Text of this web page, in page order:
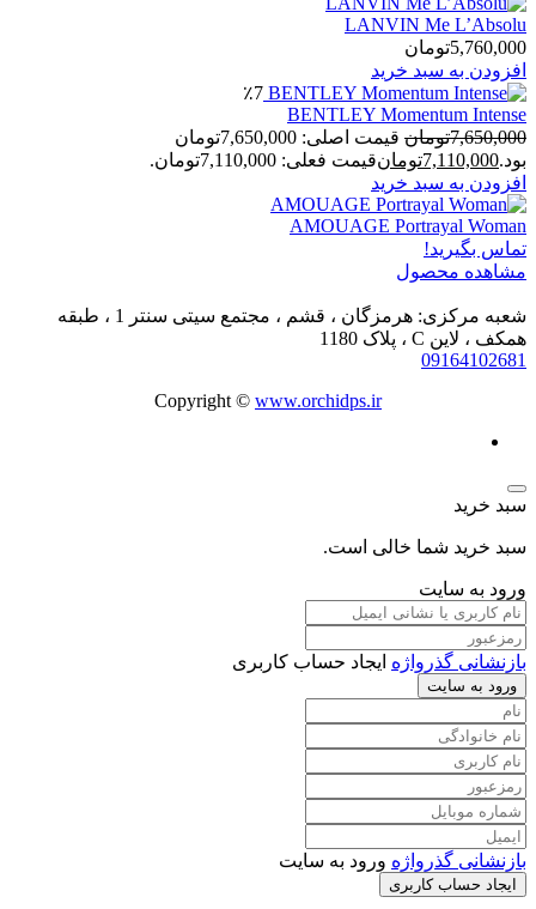
LANVIN Me L’Absolu
5,760,000تومان
افزودن به سبد خرید
٪7
BENTLEY Momentum Intense
7,650,000تومان
قیمت اصلی: 7,650,000تومان
بود.7,110,000تومانقیمت فعلی: 7,110,000تومان.
افزودن به سبد خرید
AMOUAGE Portrayal Woman
تماس بگیرید!
مشاهده محصول
شعبه مرکزی: هرمزگان ، قشم ، مجتمع سیتی سنتر 1 ، طبقه
همکف ، لاین C ، پلاک 1180
09164102681
Copyright © www.orchidps.ir
سبد خرید
سبد خرید شما خالی است.
ورود به سایت
بازنشانی گذرواژه ایجاد حساب کاربری
ورود به سایت
بازنشانی گذرواژه ورود به سایت
ایجاد حساب کاربری